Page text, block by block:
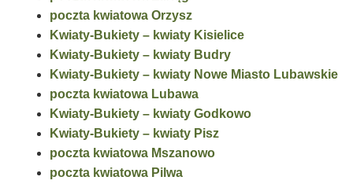
poczta kwiatowa Orzysz
Kwiaty-Bukiety – kwiaty Kisielice
Kwiaty-Bukiety – kwiaty Budry
Kwiaty-Bukiety – kwiaty Nowe Miasto Lubawskie
poczta kwiatowa Lubawa
Kwiaty-Bukiety – kwiaty Godkowo
Kwiaty-Bukiety – kwiaty Pisz
poczta kwiatowa Mszanowo
poczta kwiatowa Pilwa